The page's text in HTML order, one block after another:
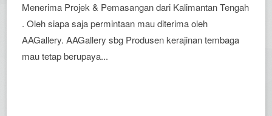
Menerima Projek & Pemasangan dari Kalimantan Tengah
. Oleh siapa saja permintaan mau diterima oleh
AAGallery. AAGallery sbg Produsen kerajinan tembaga
mau tetap berupaya...